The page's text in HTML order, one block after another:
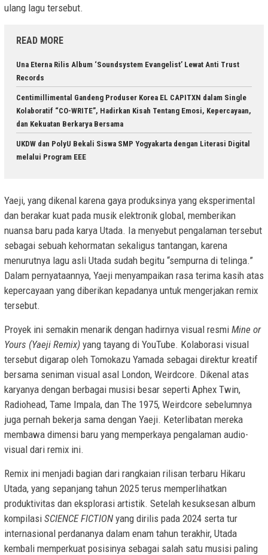
ulang lagu tersebut.
READ MORE
Una Eterna Rilis Album ‘Soundsystem Evangelist’ Lewat Anti Trust
Records
Centimillimental Gandeng Produser Korea EL CAPITXN dalam Single
Kolaboratif “CO-WRITE”, Hadirkan Kisah Tentang Emosi, Kepercayaan,
dan Kekuatan Berkarya Bersama
UKDW dan PolyU Bekali Siswa SMP Yogyakarta dengan Literasi Digital
melalui Program EEE
Yaeji, yang dikenal karena gaya produksinya yang eksperimental
dan berakar kuat pada musik elektronik global, memberikan
nuansa baru pada karya Utada. Ia menyebut pengalaman tersebut
sebagai sebuah kehormatan sekaligus tantangan, karena
menurutnya lagu asli Utada sudah begitu “sempurna di telinga.”
Dalam pernyataannya, Yaeji menyampaikan rasa terima kasih atas
kepercayaan yang diberikan kepadanya untuk mengerjakan remix
tersebut.
Proyek ini semakin menarik dengan hadirnya visual resmi Mine or
Yours (Yaeji Remix) yang tayang di YouTube. Kolaborasi visual
tersebut digarap oleh Tomokazu Yamada sebagai direktur kreatif
bersama seniman visual asal London, Weirdcore. Dikenal atas
karyanya dengan berbagai musisi besar seperti Aphex Twin,
Radiohead, Tame Impala, dan The 1975, Weirdcore sebelumnya
juga pernah bekerja sama dengan Yaeji. Keterlibatan mereka
membawa dimensi baru yang memperkaya pengalaman audio-
visual dari remix ini.
Remix ini menjadi bagian dari rangkaian rilisan terbaru Hikaru
Utada, yang sepanjang tahun 2025 terus memperlihatkan
produktivitas dan eksplorasi artistik. Setelah kesuksesan album
kompilasi SCIENCE FICTION yang dirilis pada 2024 serta tur
internasional perdananya dalam enam tahun terakhir, Utada
kembali memperkuat posisinya sebagai salah satu musisi paling